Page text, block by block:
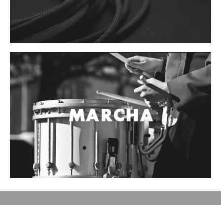
Audifonos
Accesorios
Luces Led
Laser
Maquinas de humo y escenario
Controladores
Accesorios
Cables y Conectores
Instrumento
Micrófono